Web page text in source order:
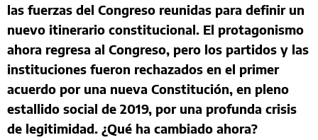
las fuerzas del Congreso reunidas para definir un
nuevo itinerario constitucional. El protagonismo
ahora regresa al Congreso, pero los partidos y las
instituciones fueron rechazados en el primer
acuerdo por una nueva Constitución, en pleno
estallido social de 2019, por una profunda crisis
de legitimidad. ¿Qué ha cambiado ahora?